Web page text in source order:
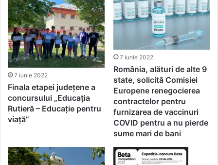
7 iunie 2022
Finala etapei județene a
concursului „Educația
Rutieră – Educație pentru
viață”
7 iunie 2022
România, alături de alte 9
state, solicită Comisiei
Europene renegocierea
contractelor pentru
furnizarea de vaccinuri
COVID pentru a nu pierde
sume mari de bani